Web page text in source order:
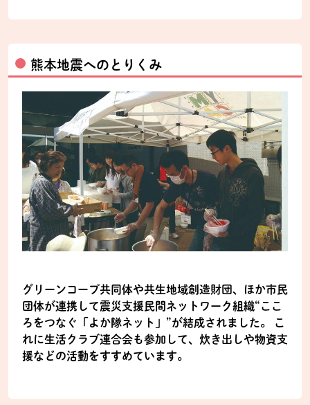
熊本地震へのとりくみ
グリーンコープ共同体や共生地域創造財団、ほか市民
団体が連携して震災支援民間ネットワーク組織“ここ
ろをつなぐ「よか隊ネット」”が結成されました。 こ
れに生活クラブ連合会も参加して、炊き出しや物資支
援などの活動をすすめています。